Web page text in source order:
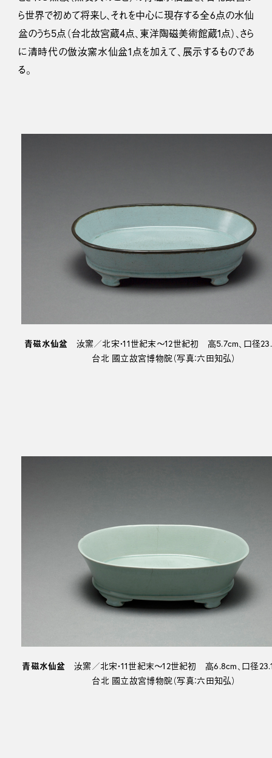
ら世界で初めて将来し、それを中心に現存する全6点の水仙
盆のうち5点（台北故宮蔵4点、東洋陶磁美術館蔵1点）、さら
に清時代の倣汝窯水仙盆1点を加えて、展示するものであ
る。
青磁水仙盆 汝窯／北宋・11世紀末～12世紀初 高5.7cm、口径
台北 國立故宮博物院（写真：六田知弘）
青磁水仙盆 汝窯／北宋・11世紀末～12世紀初 高6.8cm、口径
台北 國立故宮博物院（写真：六田知弘）